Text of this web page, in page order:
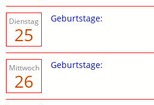
Dienstag
25
Geburtstage:
Mittwoch
26
Geburtstage: